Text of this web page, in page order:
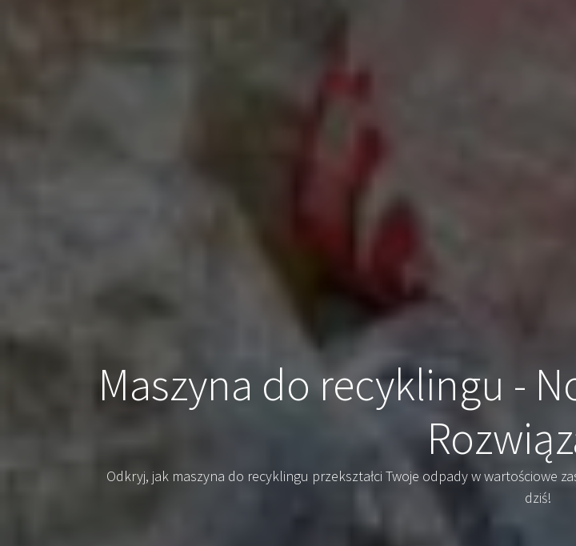
Maszyna do recyklingu -
Odkryj, jak maszyna do recyklingu przekształci Twoje odpady w wartościowe
dziś!